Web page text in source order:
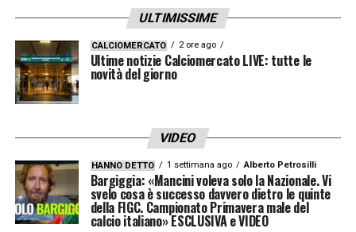
ULTIMISSIME
CALCIOMERCATO 2 ore ago
Ultime notizie Calciomercato LIVE: tutte le
novità del giorno
VIDEO
HANNO DETTO 1 settimana ago Alberto Petrosilli
Bargiggia: «Mancini voleva solo la Nazionale. Vi
svelo cosa è successo davvero dietro le quinte
della FIGC. Campionato Primavera male del
calcio italiano» ESCLUSIVA e VIDEO